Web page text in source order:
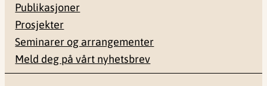
Publikasjoner
Prosjekter
Seminarer og arrangementer
Meld deg på vårt nyhetsbrev